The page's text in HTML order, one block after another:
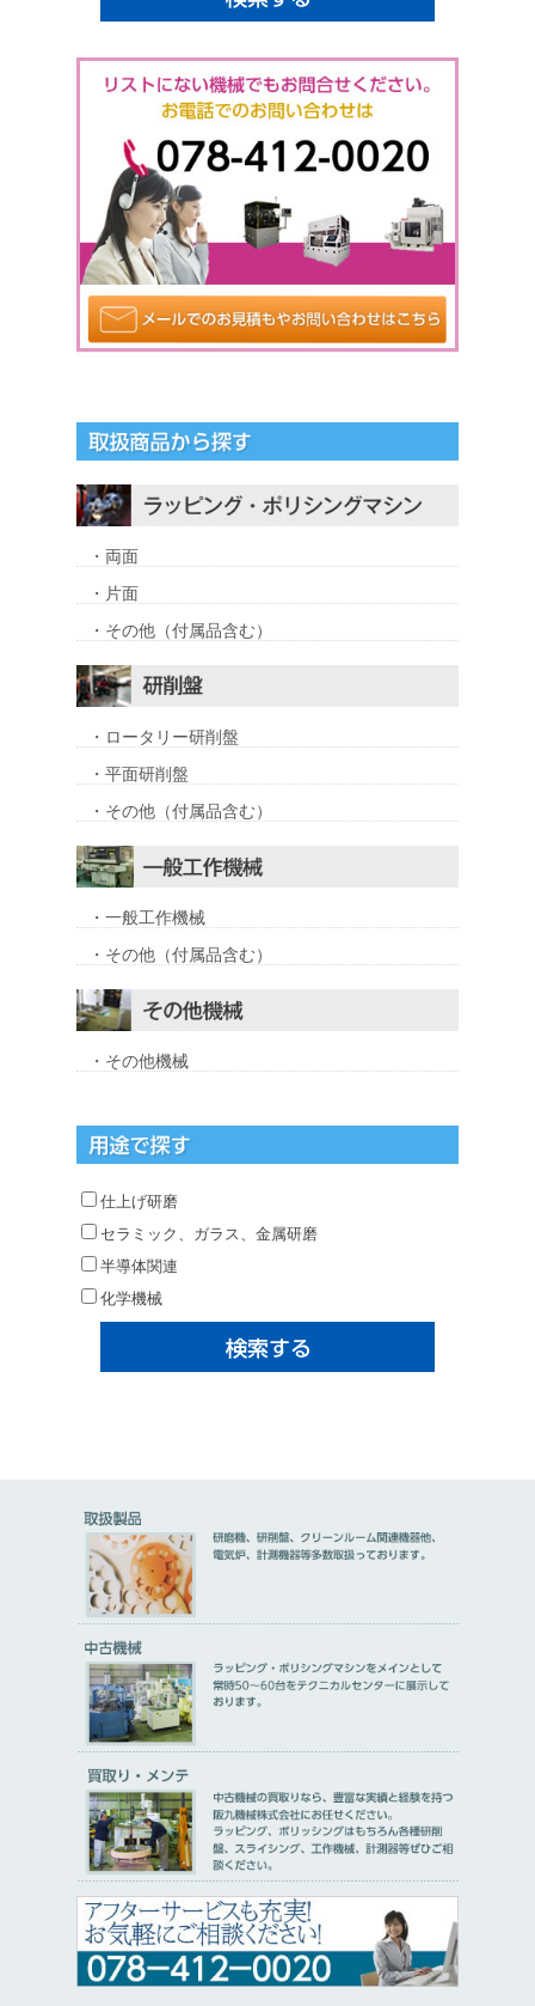
・両面
・片面
・その他（付属品含む）
・ロータリー研削盤
・平面研削盤
・その他（付属品含む）
・一般工作機械
・その他（付属品含む）
・その他機械
仕上げ研磨
セラミック、ガラス、金属研磨
半導体関連
化学機械